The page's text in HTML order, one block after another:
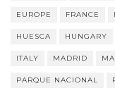
EUROPE FRANCE
HUESCA HUNGARY
ITALY MADRID
PARQUE NACIONAL